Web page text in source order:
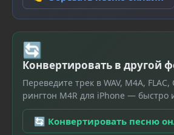
🔄
Конвертировать в другой
Переведите трек в WAV, M4A, FLAC,
рингтон M4R для iPhone — быстро
🔄 Конвертировать песню